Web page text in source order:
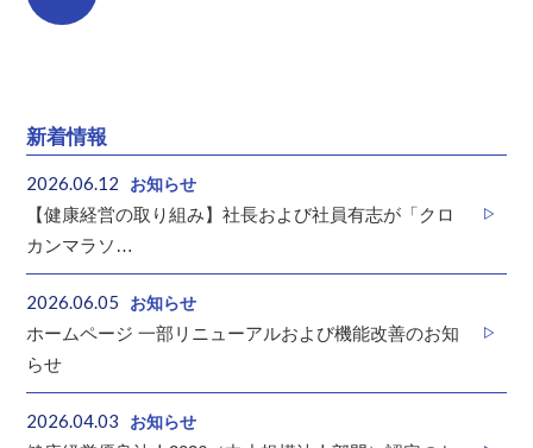
新着情報
2026.06.12 お知らせ
【健康経営の取り組み】社長および社員有志が「クロ
カンマラソ…
2026.06.05 お知らせ
ホームページ 一部リニューアルおよび機能改善のお知
らせ
2026.04.03 お知らせ